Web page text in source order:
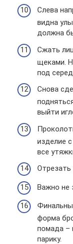
Слева
видна
должна
Сжать
щеками.
под
Снова
выйти
изделие
все
Отрезать
Важно не
форма
помада –
парику.